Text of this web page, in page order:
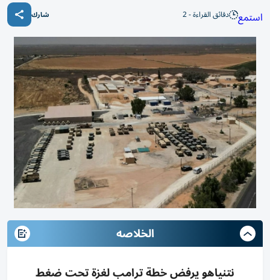
استمع دقائق القراءة - 2 شارك
الخلاصه
نتنياهو يرفض خطة ترامب لغزة تحت ضغط